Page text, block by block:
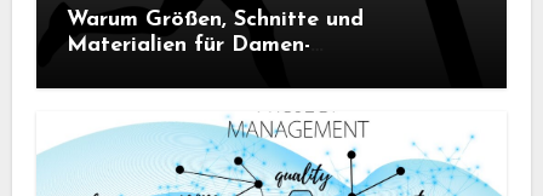
Warum Größen, Schnitte und
Materialien für Damen-